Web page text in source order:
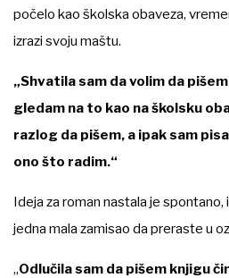
počelo kao školska obaveza,
izrazi svoju maštu.
„Shvatila sam da volim da
gledam na to kao na školsku
razlog da pišem, a ipak sam
ono što radim.“
Ideja za roman nastala je spontano,
jedna mala zamisao da preraste u
„Odlučila sam da pišem knjigu